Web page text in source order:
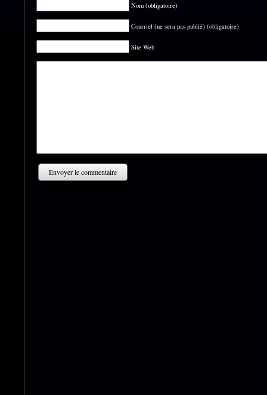
Nom (obligatoire)
Courriel (ne sera pas publié) (obligatoire)
Site Web
Envoyer le commentaire